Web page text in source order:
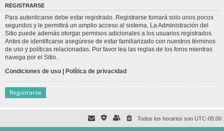
REGISTRARSE
Para autenticarse debe estar registrado. Registrarse tomará solo unos pocos
segundos y le permitirá un amplio acceso al sistema. La Administración del
Sitio puede además otorgar permisos adicionales a los usuarios registrados.
Antes de identificarse asegúrese de estar familiarizado con nuestros términos
de uso y políticas relacionadas. Por favor lea las reglas de los foros mientras
navega por el Sitio.
Condiciones de uso | Política de privacidad
Registrarse
Todos los horarios son UTC-05:00